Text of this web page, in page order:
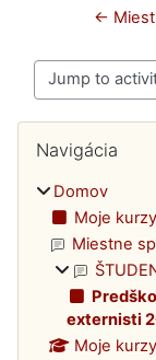
←
Jump to activity
Bloky
Navigácia
Domov
Moje kurzy
Miestne
externisti
Moje kurzy